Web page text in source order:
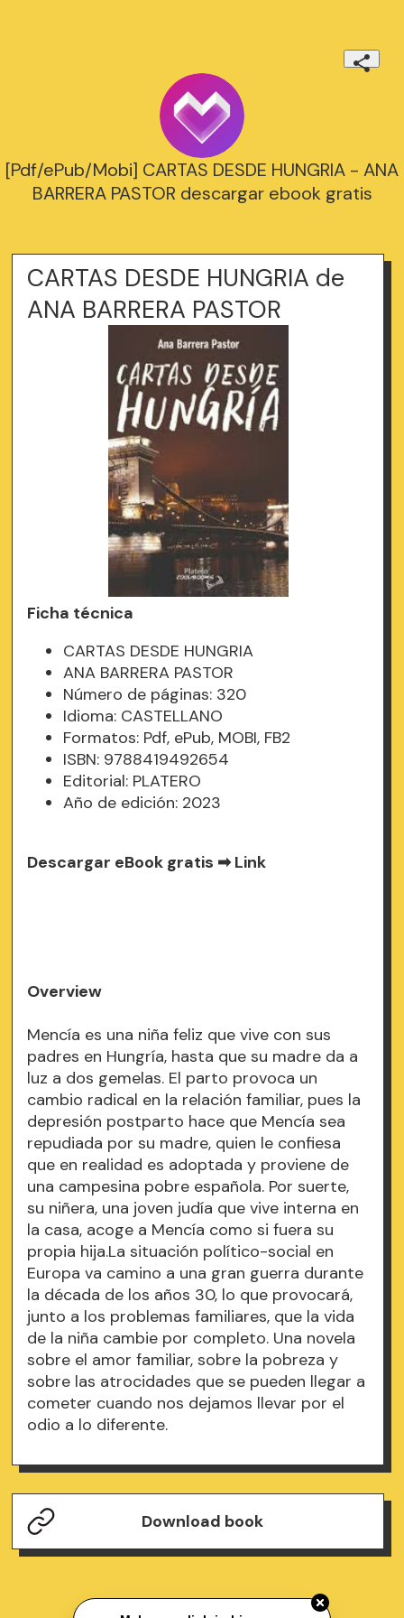
[Pdf/ePub/Mobi] CARTAS DESDE HUNGRIA - ANA
BARRERA PASTOR descargar ebook gratis
CARTAS DESDE HUNGRIA de
ANA BARRERA PASTOR
Ficha técnica
CARTAS DESDE HUNGRIA
ANA BARRERA PASTOR
Número de páginas: 320
Idioma: CASTELLANO
Formatos: Pdf, ePub, MOBI, FB2
ISBN: 9788419492654
Editorial: PLATERO
Año de edición: 2023
Descargar eBook gratis ➡Link
Overview
Mencía es una niña feliz que vive con sus
padres en Hungría, hasta que su madre da a
luz a dos gemelas. El parto provoca un
cambio radical en la relación familiar, pues la
depresión postparto hace que Mencía sea
repudiada por su madre, quien le confiesa
que en realidad es adoptada y proviene de
una campesina pobre española. Por suerte,
su niñera, una joven judía que vive interna en
la casa, acoge a Mencía como si fuera su
propia hija.La situación político-social en
Europa va camino a una gran guerra durante
la década de los años 30, lo que provocará,
junto a los problemas familiares, que la vida
de la niña cambie por completo. Una novela
sobre el amor familiar, sobre la pobreza y
sobre las atrocidades que se pueden llegar a
cometer cuando nos dejamos llevar por el
odio a lo diferente.
Download book